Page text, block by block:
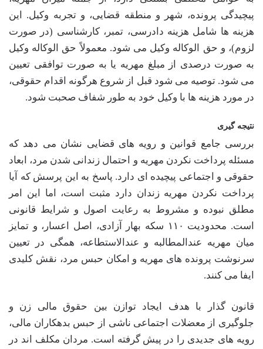
پیچیدگی پرونده، شهر و منطقه قضایی، و تجربه وکیل. این
هزینه ها شامل هزینه دادرسی، تمبر، کارشناسی (در صورت
لزوم)، و حق الوکاله وکیل می شود. معمولاً حق الوکاله وکیل
به صورت درصدی از مبلغ مهریه یا به صورت توافقی تعیین
می شود. توصیه می شود قبل از شروع هرگونه اقدام حقوقی،
در مورد هزینه ها با وکیل خود به طور شفاف صحبت شود.
نتیجه گیری
بررسی جامع قوانین و رویه های قضایی نشان می دهد که
مسئله پرداخت نکردن مهریه و احتمال زندانی شدن مرد، ابعاد
حقوقی و اجتماعی پیچیده ای دارد. پاسخ به این پرسش که آیا
پرداخت نکردن مهریه زندان دارد مثبت است، اما این امر
مطلق نبوده و مشروط به رعایت اصول و شرایط قانونی
است. محدودیت ۱۱۰ سکه بهار آزادی، اصل اعسار، و تمایز
میان مهریه عندالمطالبه و عندالاستطاعه، همگی در تعیین
سرنوشت پرونده های مهریه و امکان حبس مرد، نقش کلیدی
ایفا می کنند.
قانون گذار با هدف ایجاد توازن بین حقوق مالی زن و
جلوگیری از معضلات اجتماعی ناشی از حبس بدهکاران مالی،
رویه های جدیدی را در پیش گرفته است. مردان مکلف اند در